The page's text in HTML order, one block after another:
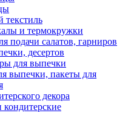
текстиль
и термокружки
подачи салатов, гарниров
десертов
для выпечки
выпечки, пакеты для
декора
кондитерские